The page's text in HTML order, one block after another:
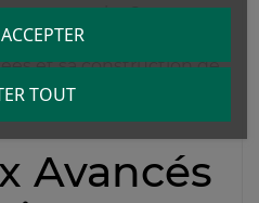
tout-terrain. Ce casque,
par ses
et sa construction de
Avancés
TOUT